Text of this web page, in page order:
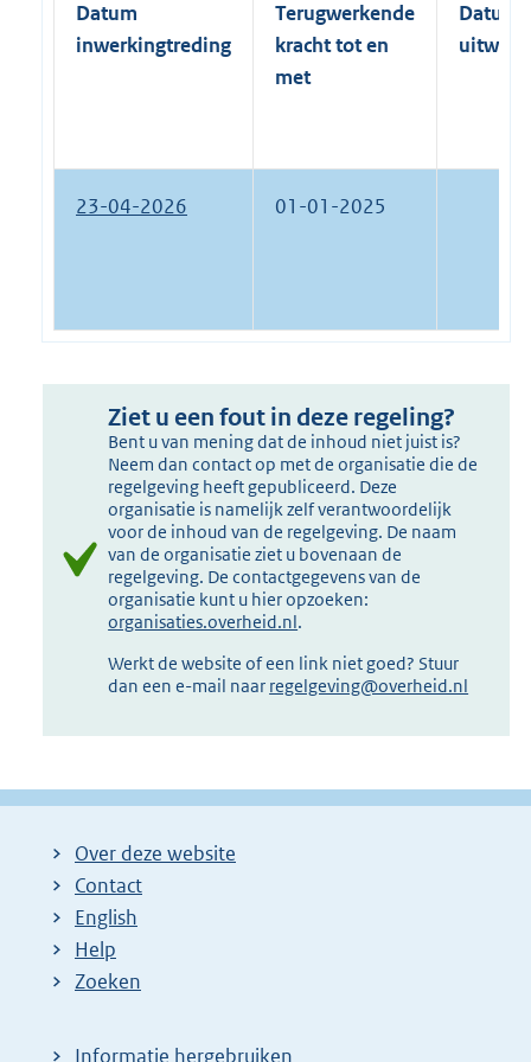
Datum
inwerkingtreding
Terugwerkende
kracht tot en
met
Datum
23-04-2026 01-01-2025
Ziet u een fout in deze regeling?
Bent u van mening dat de inhoud niet juist is?
Neem dan contact op met de organisatie die de
regelgeving heeft gepubliceerd. Deze
organisatie is namelijk zelf verantwoordelijk
voor de inhoud van de regelgeving. De naam
van de organisatie ziet u bovenaan de
regelgeving. De contactgegevens van de
organisatie kunt u hier opzoeken:
organisaties.overheid.nl.
Werkt de website of een link niet goed? Stuur
dan een e-mail naar regelgeving@overheid.nl
Over deze website
Contact
English
Help
Zoeken
Informatie hergebruiken